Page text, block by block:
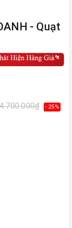
- Quạt
4.700.000₫ - 25%